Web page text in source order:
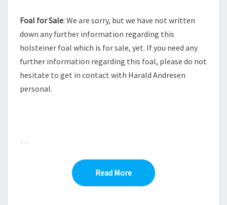
Foal for Sale: We are sorry, but we have not written
down any further information regarding this
holsteiner foal which is for sale, yet. If you need any
further information regarding this foal, please do not
hesitate to get in contact with Harald Andresen
personal.
…
Read MoreRead More